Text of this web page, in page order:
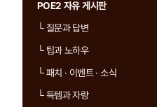
POE2 자유 게시판
└질문과 답변
└팁과 노하우
└패치 · 이벤트 · 소식
└득템과 자랑